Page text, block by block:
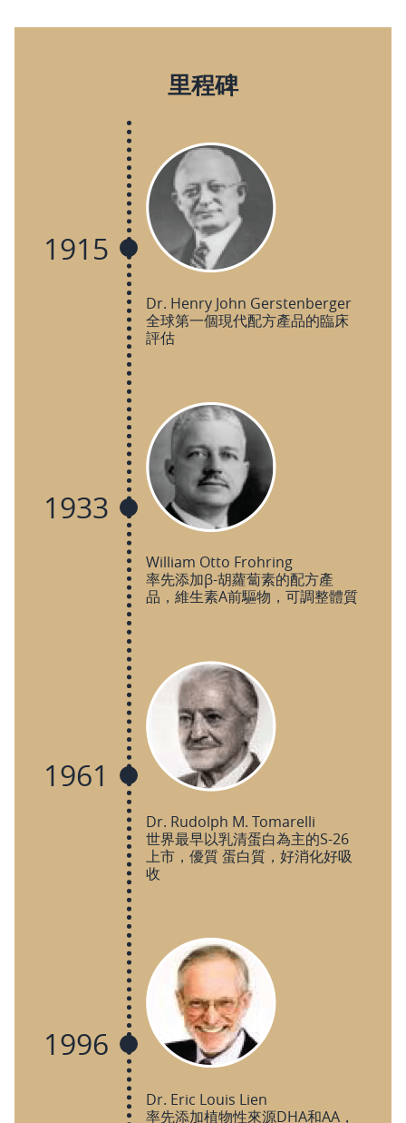
里程碑
1915
Dr. Henry John Gerstenberger
全球第一個現代配方產品的臨床
評估
1933
William Otto Frohring
率先添加‎β-胡蘿蔔素的配方產
品，維生素A前驅物，可調整體質
1961
Dr. Rudolph M. Tomarelli
世界最早以乳清蛋白為主的S-26
上市，優質 蛋白質，好消化好吸
收
1996
Dr. Eric Louis Lien
率先添加植物性來源DHA和AA，